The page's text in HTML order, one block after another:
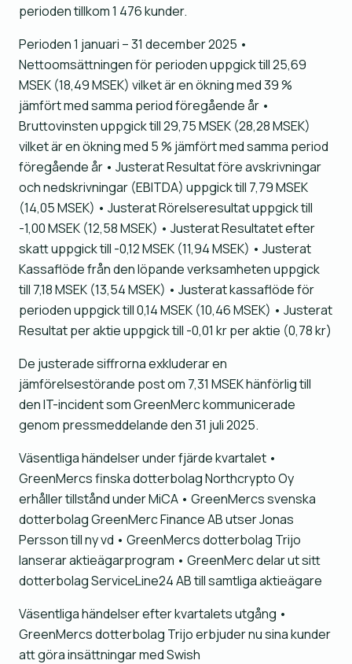
perioden tillkom 1 476 kunder.
Perioden 1 januari – 31 december 2025 •
Nettoomsättningen för perioden uppgick till 25,69
MSEK (18,49 MSEK) vilket är en ökning med 39 %
jämfört med samma period föregående år •
Bruttovinsten uppgick till 29,75 MSEK (28,28 MSEK)
vilket är en ökning med 5 % jämfört med samma period
föregående år • Justerat Resultat före avskrivningar
och nedskrivningar (EBITDA) uppgick till 7,79 MSEK
(14,05 MSEK) • Justerat Rörelseresultat uppgick till
-1,00 MSEK (12,58 MSEK) • Justerat Resultatet efter
skatt uppgick till -0,12 MSEK (11,94 MSEK) • Justerat
Kassaflöde från den löpande verksamheten uppgick
till 7,18 MSEK (13,54 MSEK) • Justerat kassaflöde för
perioden uppgick till 0,14 MSEK (10,46 MSEK) • Justerat
Resultat per aktie uppgick till -0,01 kr per aktie (0,78 kr)
De justerade siffrorna exkluderar en
jämförelsestörande post om 7,31 MSEK hänförlig till
den IT-incident som GreenMerc kommunicerade
genom pressmeddelande den 31 juli 2025.
Väsentliga händelser under fjärde kvartalet •
GreenMercs finska dotterbolag Northcrypto Oy
erhåller tillstånd under MiCA • GreenMercs svenska
dotterbolag GreenMerc Finance AB utser Jonas
Persson till ny vd • GreenMercs dotterbolag Trijo
lanserar aktieägarprogram • GreenMerc delar ut sitt
dotterbolag ServiceLine24 AB till samtliga aktieägare
Väsentliga händelser efter kvartalets utgång •
GreenMercs dotterbolag Trijo erbjuder nu sina kunder
att göra insättningar med Swish